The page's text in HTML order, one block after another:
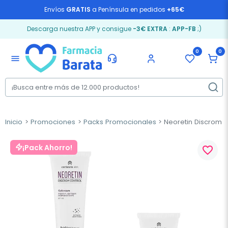
Envíos GRATIS a Península en pedidos +65€
Descarga nuestra APP y consigue -3€ EXTRA: APP-FB ;)
menu
0 0
Inicio Promociones Packs Promocionales Neoretin Discrom
¡Pack Ahorro! favorite_border